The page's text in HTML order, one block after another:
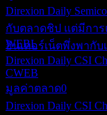
JUN 28
Direxion Daily Dow
ประมาณการ
WEBL
Direxion Daily
กับตลาดชิป แต่มีกา
อินเทอร์เน็ตพึ่งพากับ
Direxion Daily CSI
CWEB
มูลค่าตลาด0
Direxion Daily CSI